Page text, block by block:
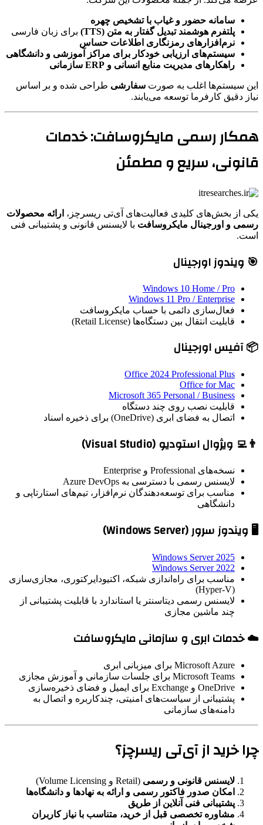
سامانه حضور و غیاب با تشخیص چهره
پلتفرم هوشمند تبدیل گفتار به متن (TTS)
برای زبان فارسی
نرم‌افزارهای رمزنگاری اطلاعات حساس
سیستم‌های ارزیابی خودکار برای مراکز آموزشی و دانشگاهی
راهکارهای مدیریت منابع انسانی و ERP سازمانی
این سیستم‌ها اغلب به صورت سفارشی طراحی شده و بر اساس
نیاز دقیق کارفرما توسعه می‌یابند.
همکار رسمی مایکروسافت: خدمات
قانونی، سریع و مطمئن
یکی از بخش‌های کلیدی فعالیت‌های آی‌تی ریسرچز، ارائه محصولات
رسمی و اورجینال مایکروسافت با لایسنس قانونی و پشتیبانی فنی
است.
🎯 ویندوز اورجینال
Windows 10 Home / Pro
Windows 11 Pro / Enterprise
فعال‌سازی دائمی با حساب مایکروسافت
قابلیت انتقال بین دستگاه‌ها (Retail License)
📦 آفیس اورجینال
Office 2024 Professional Plus
Office for Mac
Microsoft 365 Personal / Business
قابلیت نصب روی چند دستگاه
اتصال به فضای ابری (OneDrive) برای ذخیره اسناد
👨‍💻 ویژوال استودیو (Visual Studio)
نسخه‌های Professional و Enterprise
لایسنس رسمی با دسترسی به Azure DevOps
مناسب برای توسعه‌دهندگان نرم‌افزار، تیم‌های استارتاپی و
دانشگاهی
🖥️ ویندوز سرور (Windows Server)
Windows Server 2025
Windows Server 2022
مناسب برای راه‌اندازی شبکه، اکتیودایرکتوری، مجازی‌سازی
(Hyper-V)
لایسنس رسمی دیتاسنتر یا استاندارد با قابلیت پشتیبانی از
چند ماشین مجازی
☁️ خدمات ابری و سازمانی مایکروسافت
Microsoft Azure برای میزبانی ابری
Microsoft Teams برای جلسات سازمانی و آموزش مجازی
OneDrive و Exchange برای ایمیل و فضای ذخیره‌سازی
پشتیبانی از سیاست‌های امنیتی، چندکاربره و اتصال به
دامنه‌های سازمانی
چرا خرید از آی‌تی ریسرچز؟
لایسنس قانونی و رسمی (Retail و Volume Licensing)
امکان صدور فاکتور رسمی و ارائه به نهادها و دانشگاه‌ها
پشتیبانی فنی آنلاین از طریق
مشاوره تخصصی قبل از خرید، متناسب با نیاز کاربران